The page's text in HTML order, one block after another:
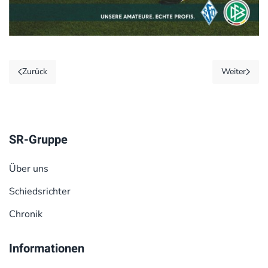
Zurück Weiter
SR-Gruppe
Über uns
Schiedsrichter
Chronik
Informationen